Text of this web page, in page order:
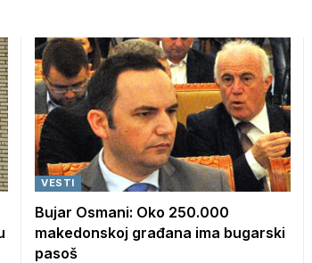
VESTI
Bujar Osmani: Oko 250.000
makedonskoj građana ima bugarski
pasoš